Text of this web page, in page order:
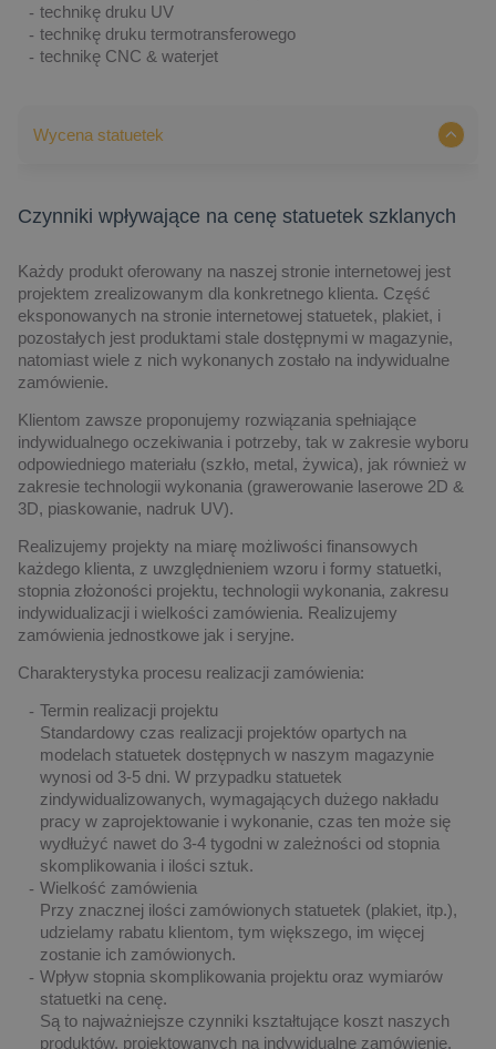
technikę druku UV
technikę druku termotransferowego
technikę CNC & waterjet
Wycena statuetek
Czynniki wpływające na cenę statuetek szklanych
Każdy produkt oferowany na naszej stronie internetowej jest
projektem zrealizowanym dla konkretnego klienta. Część
eksponowanych na stronie internetowej statuetek, plakiet, i
pozostałych jest produktami stale dostępnymi w magazynie,
natomiast wiele z nich wykonanych zostało na indywidualne
zamówienie.
Klientom zawsze proponujemy rozwiązania spełniające
indywidualnego oczekiwania i potrzeby, tak w zakresie wyboru
odpowiedniego materiału (szkło, metal, żywica), jak również w
zakresie technologii wykonania (grawerowanie laserowe 2D &
3D, piaskowanie, nadruk UV).
Realizujemy projekty na miarę możliwości finansowych
każdego klienta, z uwzględnieniem wzoru i formy statuetki,
stopnia złożoności projektu, technologii wykonania, zakresu
indywidualizacji i wielkości zamówienia. Realizujemy
zamówienia jednostkowe jak i seryjne.
Charakterystyka procesu realizacji zamówienia:
Termin realizacji projektu
Standardowy czas realizacji projektów opartych na
modelach statuetek dostępnych w naszym magazynie
wynosi od 3-5 dni. W przypadku statuetek
zindywidualizowanych, wymagających dużego nakładu
pracy w zaprojektowanie i wykonanie, czas ten może się
wydłużyć nawet do 3-4 tygodni w zależności od stopnia
skomplikowania i ilości sztuk.
Wielkość zamówienia
Przy znacznej ilości zamówionych statuetek (plakiet, itp.),
udzielamy rabatu klientom, tym większego, im więcej
zostanie ich zamówionych.
Wpływ stopnia skomplikowania projektu oraz wymiarów
statuetki na cenę.
Są to najważniejsze czynniki kształtujące koszt naszych
produktów, projektowanych na indywidualne zamówienie.